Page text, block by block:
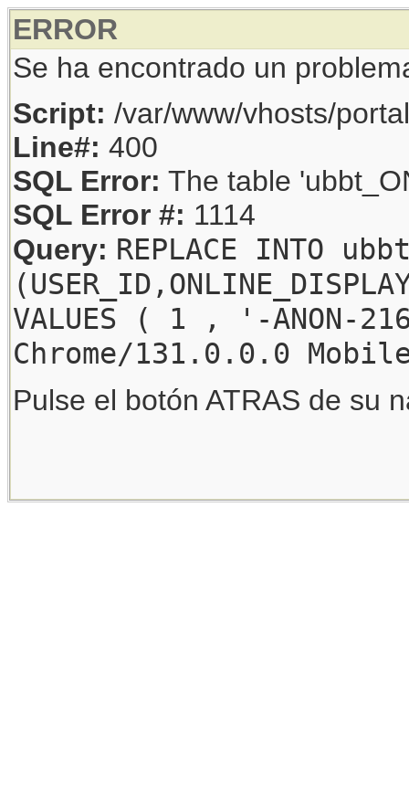
ERROR
Se ha encontrado un
Script: /var/www/vhosts/
Line#: 400
SQL Error: The table
SQL Error #: 1114
Query: REPLACE INTO
VALUES ( 1 , '-
Chrome/131.0.0.0
Pulse el botón ATRAS de su